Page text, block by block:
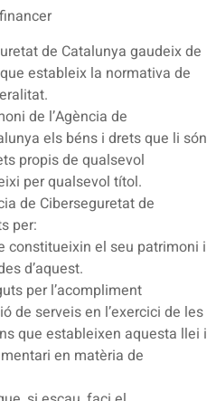
de Catalunya gaudeix de
estableix la normativa de
de l’Agència de
els béns i drets que li són
propis de qualsevol
per qualsevol títol.
de Ciberseguretat de
per:
constitueixin el seu patrimoni i
d’aquest.
per l’acompliment
de serveis en l’exercici de les
que estableixen aquesta llei i
en matèria de